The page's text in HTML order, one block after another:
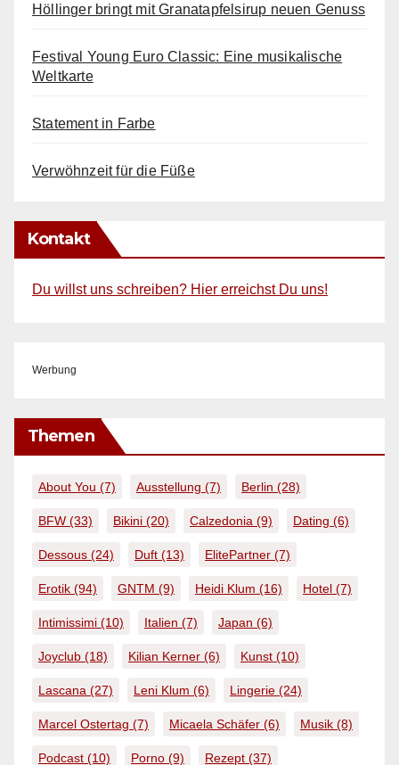
Höllinger bringt mit Granatapfelsirup neuen Genuss
Festival Young Euro Classic: Eine musikalische
Weltkarte
Statement in Farbe
Verwöhnzeit für die Füße
Kontakt
Du willst uns schreiben? Hier erreichst Du uns!
Werbung
Themen
About You (7) Ausstellung (7) Berlin (28)
BFW (33) Bikini (20) Calzedonia (9) Dating (6)
Dessous (24) Duft (13) ElitePartner (7)
Erotik (94) GNTM (9) Heidi Klum (16) Hotel (7)
Intimissimi (10) Italien (7) Japan (6)
Joyclub (18) Kilian Kerner (6) Kunst (10)
Lascana (27) Leni Klum (6) Lingerie (24)
Marcel Ostertag (7) Micaela Schäfer (6) Musik (8)
Podcast (10) Porno (9) Rezept (37)